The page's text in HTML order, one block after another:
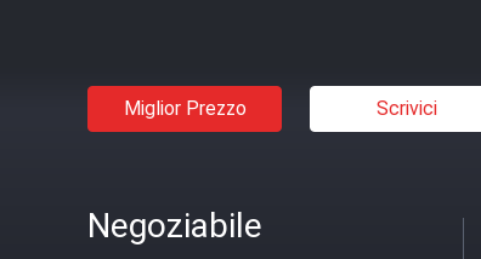
Miglior Prezzo Scrivici
Negoziabile